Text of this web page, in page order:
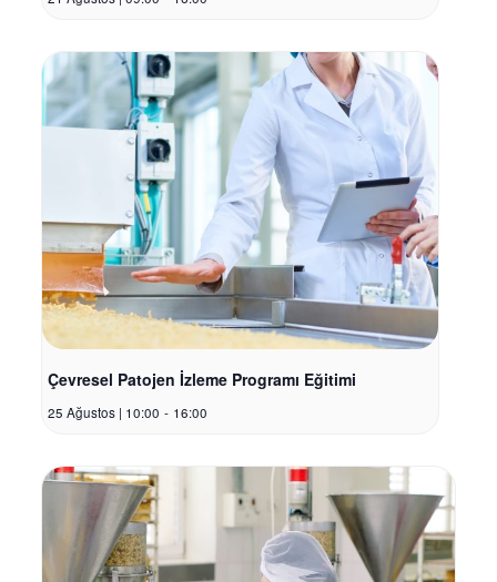
Çevresel Patojen İzleme Programı Eğitimi
25 Ağustos | 10:00 - 16:00